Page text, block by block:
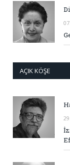
AÇIK KÖŞE